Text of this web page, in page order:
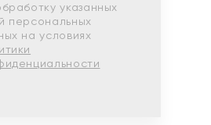
указанных
персональных
на условиях